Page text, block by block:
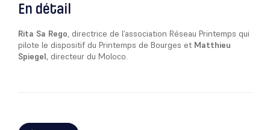
En détail
Rita Sa Rego, directrice de l’association Réseau Printemps qui
pilote le dispositif du Printemps de Bourges et Matthieu
Spiegel, directeur du Moloco.